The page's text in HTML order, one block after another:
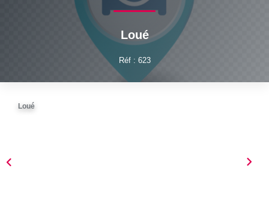
LOUER
Nos Biens
Déposer Un Dossier
Loué
Réf : 623
Loué